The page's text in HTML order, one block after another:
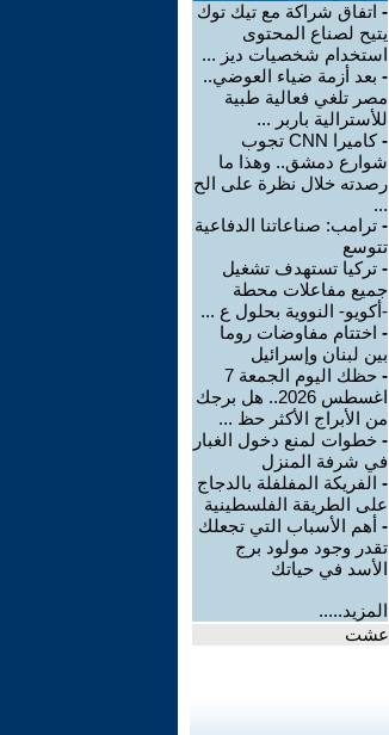
- اتفاق شراكة مع تيك توك
يتيح لصناع المحتوى
استخدام شخصيات ديز ...
- بعد أزمة ضياء العوضي..
مصر تلغي فعالية طبية
للأسترالية باربر ...
-
كاميرا CNN تجوب
شوارع دمشق.. وهذا ما
رصدته خلال نظرة على الح
...
- ترامب: صناعاتنا الدفاعية
تتوسع
- تركيا تستهدف تشغيل
جميع مفاعلات محطة
-أكويو- النووية بحلول ع ...
- اختتام مفاوضات روما
بين لبنان وإسرائيل
-
حظك اليوم الجمعة 7
اغسطس 2026.. هل برجك
من الأبراج الأكثر حظ ...
- خطوات لمنع دخول الغبار
في شرفة المنزل
- الفريكة المفلفلة بالدجاج
على الطريقة الفلسطينية
- أهم الأسباب التي تجعلك
تقدر وجود مولود برج
الأسد في حياتك
المزيد.....